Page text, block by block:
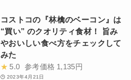
コストコの『林檎のベーコン』は
“買い” のクオリティ食材！ 旨み
やおいしい食べ方をチェックして
みた
★ 5.0 参考価格 1,135円
2023年4月21日